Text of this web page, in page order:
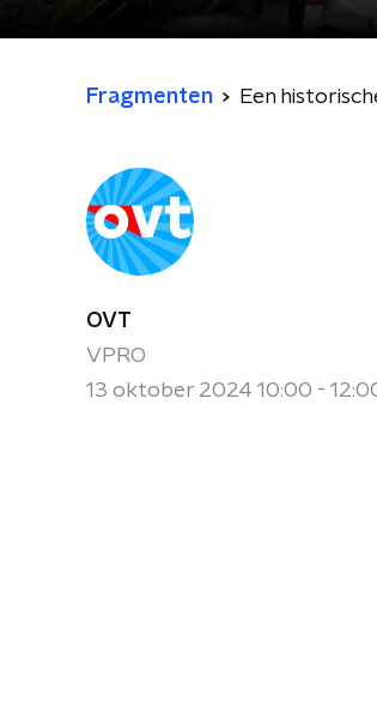
Fragmenten Een
OVT
VPRO
13 oktober 2024 10:00 -